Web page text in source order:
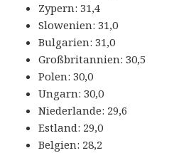
Zypern: 31,4
Slowenien: 31,0
Bulgarien: 31,0
Großbritannien: 30,5
Polen: 30,0
Ungarn: 30,0
Niederlande: 29,6
Estland: 29,0
Belgien: 28,2